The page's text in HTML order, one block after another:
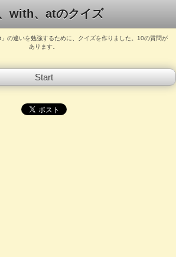
with、atのクイズ
の違いを勉強するために、クイズを作りました。10の質問が
あります。
Start